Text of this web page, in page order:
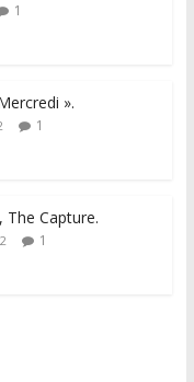
1
».
1
The Capture.
1